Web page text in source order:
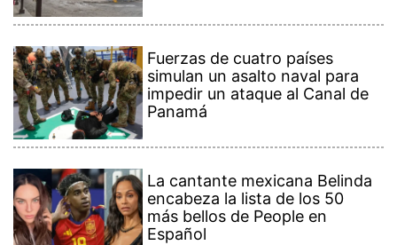
Fuerzas de cuatro países
simulan un asalto naval para
impedir un ataque al Canal de
Panamá
La cantante mexicana Belinda
encabeza la lista de los 50
más bellos de People en
Español